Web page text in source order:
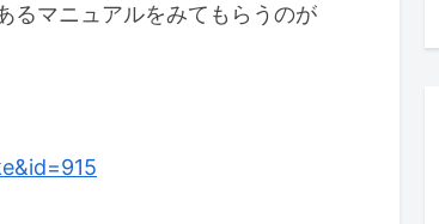
るマニュアルをみてもらうのが